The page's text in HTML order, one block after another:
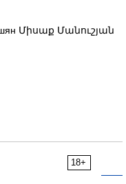
Միսաք Մանուշյան
18+